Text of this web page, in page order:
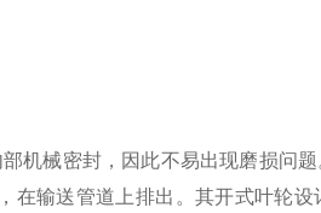
机械密封，因此不易出现磨损问
在输送管道上排出。其开式叶轮